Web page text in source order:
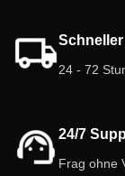
oder horizontale
ermöglicht.
Reservoir (20 ml).
Schneller
24 - 72
24/7
Frag ohne